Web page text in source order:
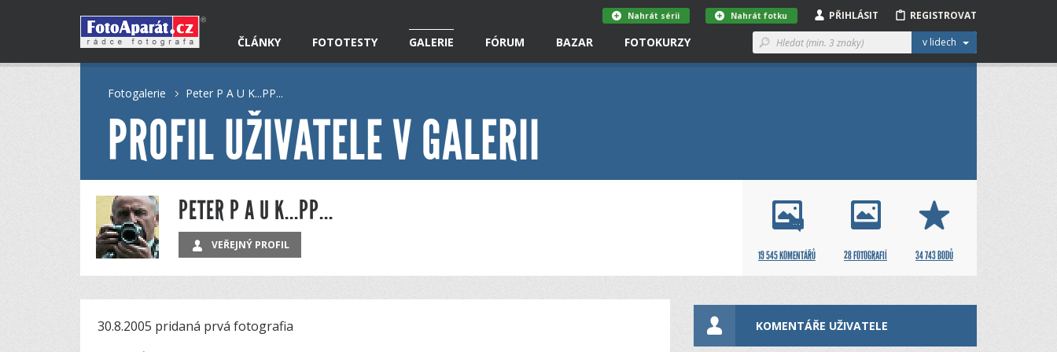
ČLÁNKY FOTOTESTY GALERIE FÓRUM BAZAR FOTOKURZY v lidech
REGISTROVAT
PŘIHLÁSIT
Nahrát fotku
Nahrát sérii
Fotogalerie Peter P A U K...PP...
PROFIL UŽIVATELE V GALERII
PETER P A U K...PP...
VEŘEJNÝ PROFIL
19 545 KOMENTÁŘŮ
28 FOTOGRAFIÍ 34 743 BODŮ
30.8.2005 pridaná prvá fotografia
KOMENTÁŘE UŽIVATELE